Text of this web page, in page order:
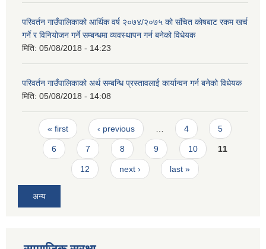
परिवर्तन गाउँपालिकाको आर्थिक वर्ष २०७४/२०७५ को संचित कोषबाट रकम खर्च
गर्ने र विनियोजन गर्ने सम्बन्धमा व्यवस्थापन गर्न बनेको विधेयक
मिति: 05/08/2018 - 14:23
परिवर्तन गाउँपालिकाको अर्थ सम्बन्धि प्रस्तावलाई कार्यान्वन गर्न बनेको विधेयक
मिति: 05/08/2018 - 14:08
Pages
« first ‹ previous 4 5
6 7 8 9 10 11
12 next › last »
अन्य